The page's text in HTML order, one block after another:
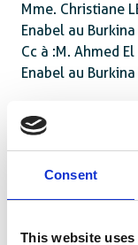
Consent
This website
Mme. Christiane
Enabel au
Cc à :M. Ahmed
Enabel au
BFA23002-